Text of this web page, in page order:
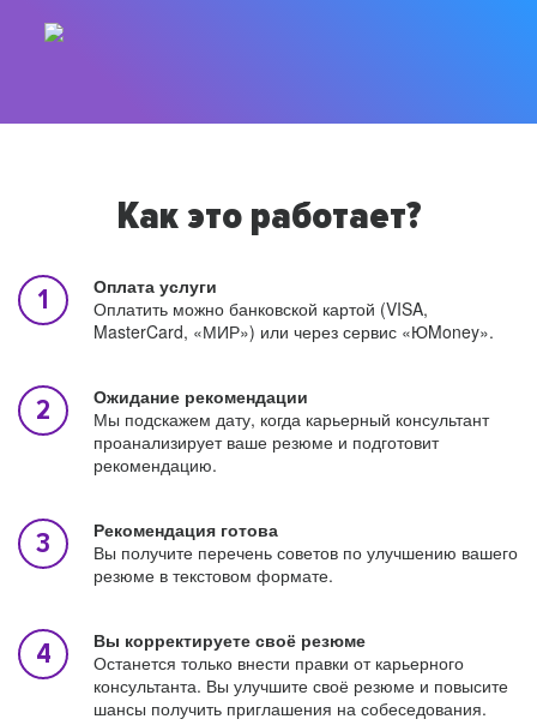
Как это работает?
Оплата услуги
Оплатить можно банковской картой (VISA,
MasterCard, «МИР») или через сервис «ЮMoney».
Ожидание рекомендации
Мы подскажем дату, когда карьерный консультант
проанализирует ваше резюме и подготовит
рекомендацию.
Рекомендация готова
Вы получите перечень советов по улучшению вашего
резюме в текстовом формате.
Вы корректируете своё резюме
Останется только внести правки от карьерного
консультанта. Вы улучшите своё резюме и повысите
шансы получить приглашения на собеседования.